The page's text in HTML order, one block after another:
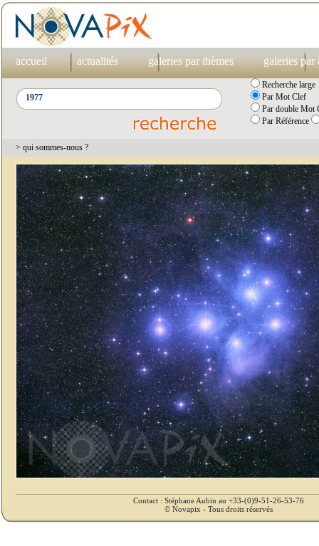
accueil actualités galeries par thèmes galeries par
Recherche large
Par Mot Clef
Par double Mot
Par Référence
> qui sommes-nous ?
Contact : Stéphane Aubin au +33-(0)9-51-26-53-76
© Novapix - Tous droits réservés